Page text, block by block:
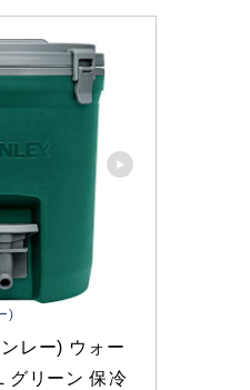
)
レー) ウォー
グリーン 保冷